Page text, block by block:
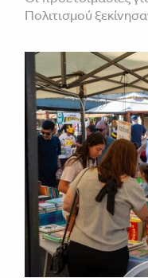
Πολιτισμού